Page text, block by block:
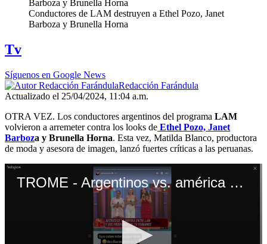
Conductores de LAM destruyen a Ethel Pozo, Janet
Barboza y Brunella Horna
Tv
Síguenos en Google News
Redacción Farándula
Actualizado el 25/04/2024, 11:04 a.m.
OTRA VEZ. Los conductores argentinos del programa LAM
volvieron a arremeter contra los looks de Ethel Pozo, Janet
Barboza y Brunella Horna. Esta vez, Matilda Blanco, productora
de moda y asesora de imagen, lanzó fuertes críticas a las peruanas.
TROME - Argentinos vs. américa hoy